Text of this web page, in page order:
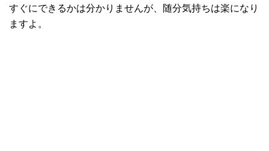
すぐにできるかは分かりませんが、随分気持ちは楽になり
ますよ。